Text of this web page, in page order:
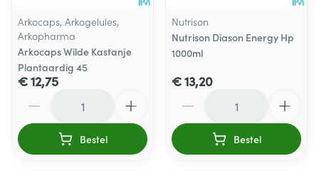
Arkocaps, Arkogelules,
Arkopharma
Arkocaps Wilde Kastanje
Plantaardig 45
€ 12,75
Bestel
Nutrison
Nutrison Diason Energy Hp
1000ml
€ 13,20
Bestel